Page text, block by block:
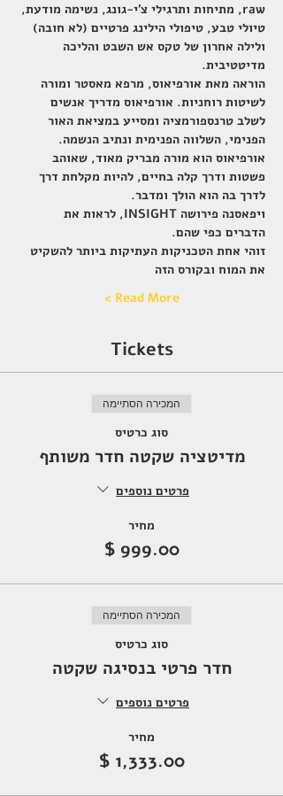
raw, מתיחות ותרגילי צ'י-גונג, נשימה מודעת,
טיולי טבע, טיפולי הילינג פרטיים (לא חובה)
ולילה אחרון של טקס אש השבט והליכה
מדיטטיבית.
הוראה מאת אורפיאוס, מרפא מאסטר ומורה
לשיטות רוחניות. אורפיאוס מדריך אנשים
לשלב טרנספורמציה ומסייע במציאת האור
הפנימי, השלווה הפנימית ונתיב הנשמה.
אורפיאוס הוא מורה מבריק מאוד, שאוהב
פשטות ודרך קלה בחיים, להיות מקלחת דרך
לדרך בה הוא הולך ומדבר.
ויפאסנה פירושה INSIGHT, לראות את
הדברים כפי שהם.
זוהי אחת הטכניקות העתיקות ביותר להשקיט
את המוח ובקורס הזה
Read More >
Tickets
המכירה הסתיימה
סוג כרטיס
מדיטציה שקטה חדר משותף
פרטים נוספים
מחיר
‏999.00 ‏$
המכירה הסתיימה
סוג כרטיס
חדר פרטי בנסיגה שקטה
פרטים נוספים
מחיר
‏1,333.00 ‏$